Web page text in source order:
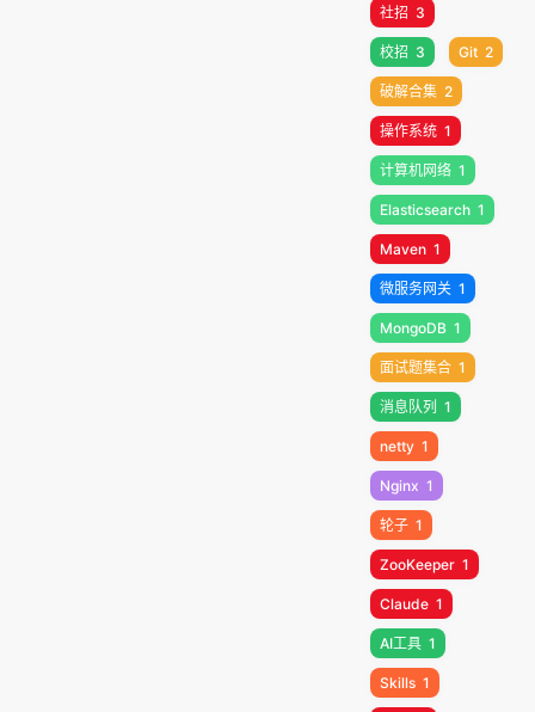
社招 3
校招 3 Git 2
破解合集 2
操作系统 1
计算机网络 1
Elasticsearch 1
Maven 1
微服务网关 1
MongoDB 1
面试题集合 1
消息队列 1
netty 1
Nginx 1
轮子 1
ZooKeeper 1
Claude 1
AI工具 1
Skills 1